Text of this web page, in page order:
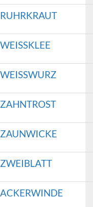
RUHRKRAUT
WEISSKLEE
WEISSWURZ
ZAHNTROST
ZAUNWICKE
ZWEIBLATT
ACKERWINDE